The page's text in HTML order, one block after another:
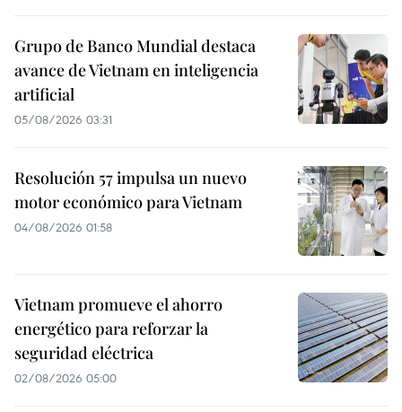
Grupo de Banco Mundial destaca
avance de Vietnam en inteligencia
artificial
05/08/2026 03:31
Resolución 57 impulsa un nuevo
motor económico para Vietnam
04/08/2026 01:58
Vietnam promueve el ahorro
energético para reforzar la
seguridad eléctrica
02/08/2026 05:00